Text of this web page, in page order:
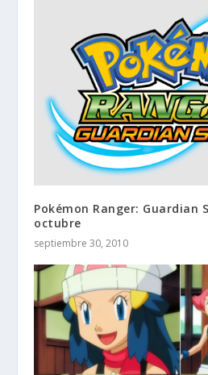
Pokémon Ranger: Guardian
octubre
septiembre 30, 2010